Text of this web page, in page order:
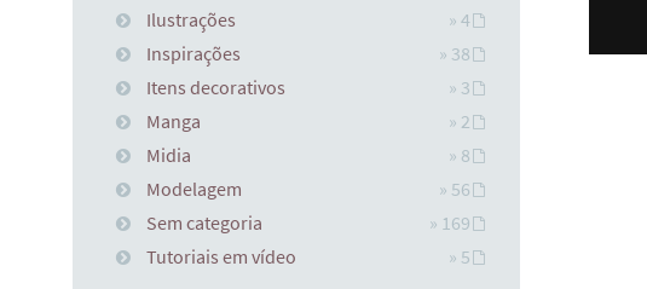
Ilustrações
» 4
Inspirações
» 38
Itens decorativos
» 3
Manga
» 2
Midia
» 8
Modelagem
» 56
Sem categoria
» 169
Tutoriais em vídeo
» 5